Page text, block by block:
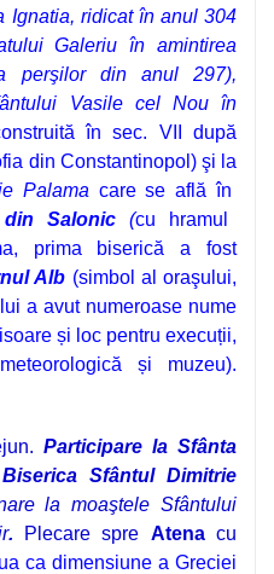
Ignatia, ridicat în anul 304
Galeriu în amintirea
perşilor din anul 297),
Vasile cel Nou în
în sec. VII după
din Constantinopol) şi la
Palama care se află în
din Salonic (cu hramul
prima biserică a fost
Alb (simbol al oraşului,
a avut numeroase nume
și loc pentru execuții,
și muzeu).
Participare la Sfânta
Biserica Sfântul Dimitrie
la moaştele Sfântului
. Plecare spre Atenacu
ca dimensiune a Greciei